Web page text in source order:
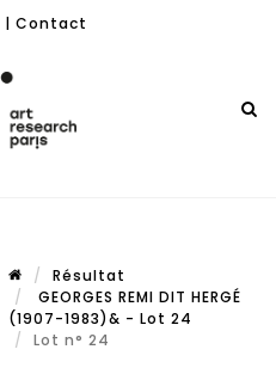
| Contact
Résultat
GEORGES REMI DIT HERGÉ
(1907-1983)& - Lot 24
Lot n° 24